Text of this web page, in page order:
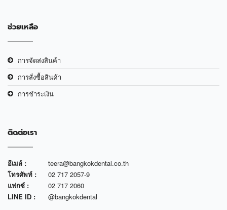
ช่วยเหลือ
การจัดส่งสินค้า
การสั่งซื้อสินค้า
การชำระเงิน
ติดต่อเรา
อีเมล์ :
teera@bangkokdental.co.th
โทรศัพท์ :
02 717 2057-9
แฟกซ์ :
02 717 2060
LINE ID :
@bangkokdental